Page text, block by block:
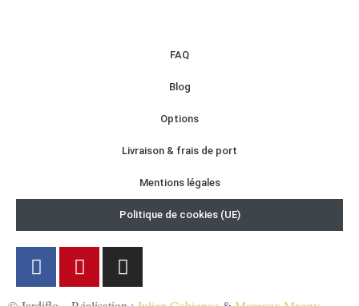
FAQ
Blog
Options
Livraison & frais de port
Mentions légales
Politique de cookies (UE)